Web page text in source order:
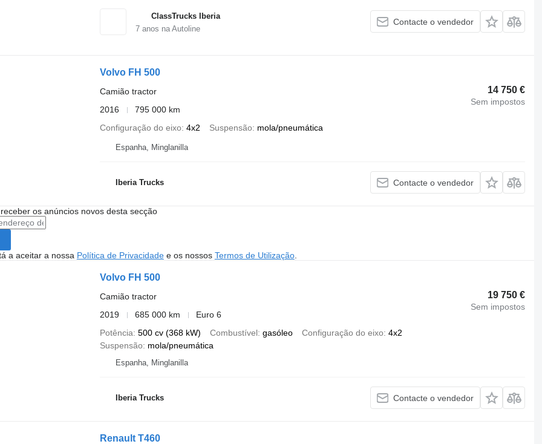
ClassTrucks Iberia
7anos na Autoline
Contacte o vendedor
Volvo FH 500
14 750 €
Sem impostos
Camião tractor
2016
795 000 km
Configuração do eixo 4x2 Suspensão mola/pneumática
Espanha, Minglanilla
Iberia Trucks Contacte o vendedor
os anúncios novos desta secção
a aceitar a nossa Política de Privacidadee os nossos Termos de Utilização.
Volvo FH 500
19 750 €
Sem impostos
Camião tractor
2019
685 000 km
Euro 6
Potência 500 cv (368 kW) Combustível gasóleo Configuração do eixo 4x2
Suspensão
mola/pneumática
Espanha, Minglanilla
Iberia Trucks Contacte o vendedor
Renault T460